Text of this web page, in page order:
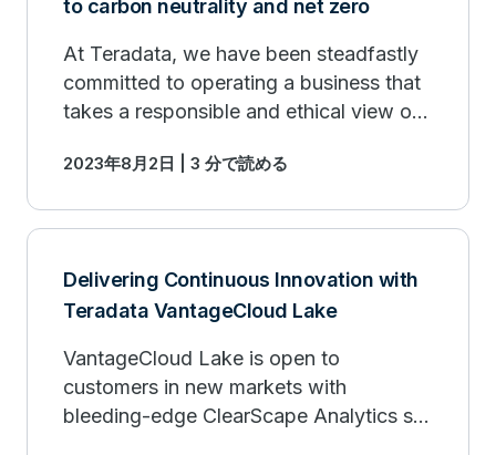
to carbon neutrality and net zero
At Teradata, we have been steadfastly
committed to operating a business that
takes a responsible and ethical view of
2023年8月2日 | 3 分で読める
Delivering Continuous Innovation with
Teradata VantageCloud Lake
VantageCloud Lake is open to
customers in new markets with
bleeding-edge ClearScape Analytics so